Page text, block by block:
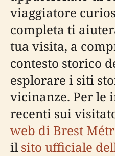
viaggiatore
completa ti
tua visita, a
contesto storico
esplorare i siti
vicinanze. Per
recenti sui
web di Brest
ilsito ufficiale